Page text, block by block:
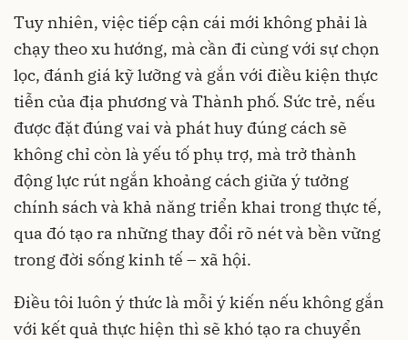
Tuy nhiên, việc tiếp cận cái mới không phải là
chạy theo xu hướng, mà cần đi cùng với sự chọn
lọc, đánh giá kỹ lưỡng và gắn với điều kiện thực
tiễn của địa phương và Thành phố. Sức trẻ, nếu
được đặt đúng vai và phát huy đúng cách sẽ
không chỉ còn là yếu tố phụ trợ, mà trở thành
động lực rút ngắn khoảng cách giữa ý tưởng
chính sách và khả năng triển khai trong thực tế,
qua đó tạo ra những thay đổi rõ nét và bền vững
trong đời sống kinh tế – xã hội.
Điều tôi luôn ý thức là mỗi ý kiến nếu không gắn
với kết quả thực hiện thì sẽ khó tạo ra chuyển